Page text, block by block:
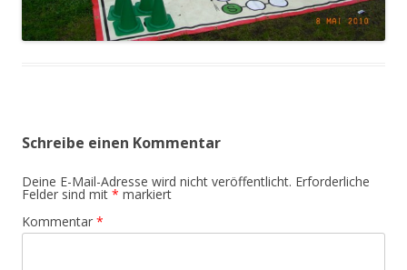
Schreibe einen Kommentar
Deine E-Mail-Adresse wird nicht veröffentlicht. Erforderliche
Felder sind mit * markiert
Kommentar *